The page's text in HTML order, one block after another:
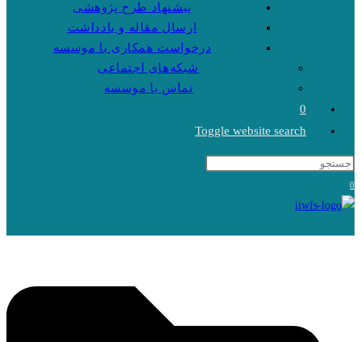
پیشنهاد طرح پژوهشی
ارسال مقاله و یادداشت
درخواست همکاری با موسسه
شبکه‌های اجتماعی
تماس با موسسه
0
Toggle website search
0